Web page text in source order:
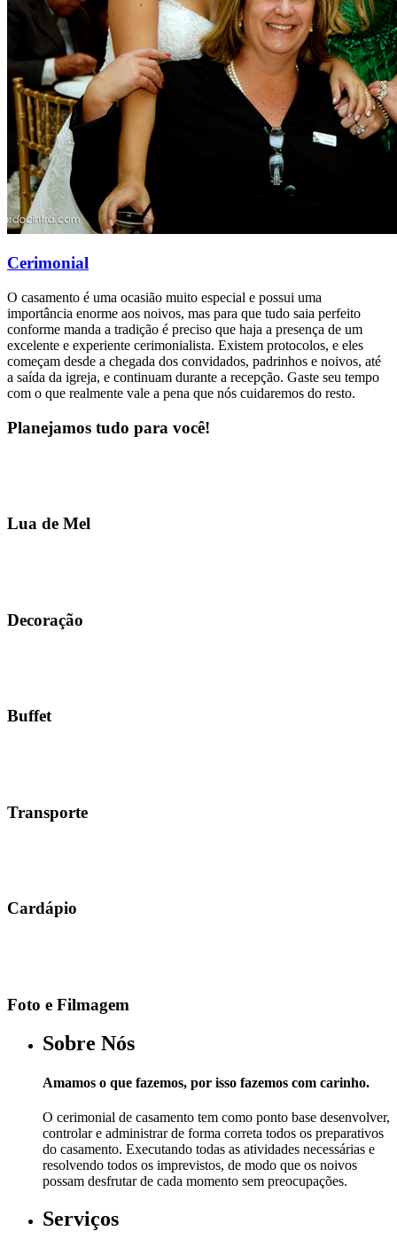
Cerimonial
O casamento é uma ocasião muito especial e possui uma
importância enorme aos noivos, mas para que tudo saia perfeito
conforme manda a tradição é preciso que haja a presença de um
excelente e experiente cerimonialista. Existem protocolos, e eles
começam desde a chegada dos convidados, padrinhos e noivos, até
a saída da igreja, e continuam durante a recepção. Gaste seu tempo
com o que realmente vale a pena que nós cuidaremos do resto.
Planejamos tudo para você!
Lua de Mel
Decoração
Buffet
Transporte
Cardápio
Foto e Filmagem
Sobre Nós
Amamos o que fazemos, por isso fazemos com carinho.
O cerimonial de casamento tem como ponto base desenvolver,
controlar e administrar de forma correta todos os preparativos
do casamento. Executando todas as atividades necessárias e
resolvendo todos os imprevistos, de modo que os noivos
possam desfrutar de cada momento sem preocupações.
Serviços